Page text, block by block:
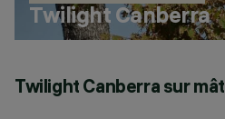
Twilight Canberra
Twilight Canberra sur mât